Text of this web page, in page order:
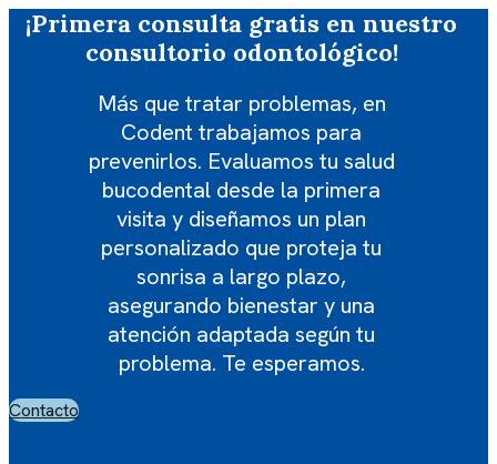
¡Primera consulta gratis en nuestro
consultorio odontológico!
Más que tratar problemas, en
Codent trabajamos para
prevenirlos. Evaluamos tu salud
bucodental desde la primera
visita y diseñamos un plan
personalizado que proteja tu
sonrisa a largo plazo,
asegurando bienestar y una
atención adaptada según tu
problema. Te esperamos.
Contacto